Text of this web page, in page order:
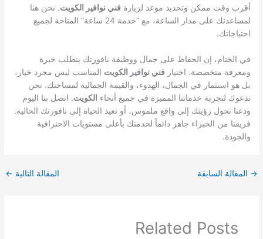
أقرب وقت ممكن وتحديد موعد لزيارةفني نوافير الكويت. نحن هنا
لمساعدتك على مدار الساعة، مع “خدمة 24 ساعة” المتاحة لجميع
احتياجاتك.
في الختام، إن الحفاظ على جمال ووظيفة نافورتك يتطلب خبرة
ومعرفة متخصصة. اختيارفني نوافير الكويت المناسب ليس مجرد خيار،
بل هو استثمار في الجمال، الهدوء، والقيمة الجمالية لمساحتك. نحن
ندعوك لتجربة خدماتنا المميزة في جميع أنحاء الكويت. اتصل بنا اليوم
ودعنا نحول رؤيتك إلى واقع ملموس، أو نعيد الحياة إلى نافورتك الحالية.
فريقنا من الخبراء جاهز دائماً لخدمتك بأعلى مستويات الاحترافية
والجودة.
→ المقالة السابقة المقالة التالية ←
Related Posts